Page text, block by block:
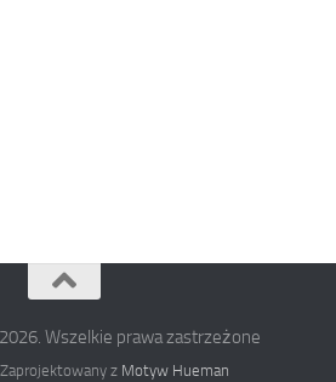
Wszelkie prawa zastrzeżone
z Motyw Hueman